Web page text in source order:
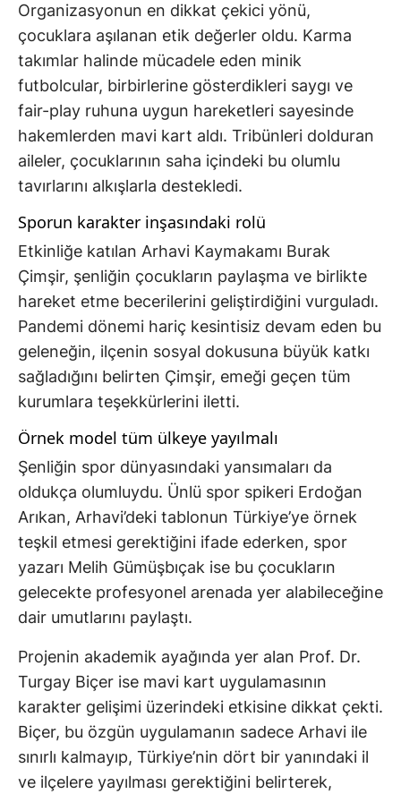
Organizasyonun en dikkat çekici yönü,
çocuklara aşılanan etik değerler oldu. Karma
takımlar halinde mücadele eden minik
futbolcular, birbirlerine gösterdikleri saygı ve
fair-play ruhuna uygun hareketleri sayesinde
hakemlerden mavi kart aldı. Tribünleri dolduran
aileler, çocuklarının saha içindeki bu olumlu
tavırlarını alkışlarla destekledi.
Sporun karakter inşasındaki rolü
Etkinliğe katılan Arhavi Kaymakamı Burak
Çimşir, şenliğin çocukların paylaşma ve birlikte
hareket etme becerilerini geliştirdiğini vurguladı.
Pandemi dönemi hariç kesintisiz devam eden bu
geleneğin, ilçenin sosyal dokusuna büyük katkı
sağladığını belirten Çimşir, emeği geçen tüm
kurumlara teşekkürlerini iletti.
Örnek model tüm ülkeye yayılmalı
Şenliğin spor dünyasındaki yansımaları da
oldukça olumluydu. Ünlü spor spikeri Erdoğan
Arıkan, Arhavi’deki tablonun Türkiye’ye örnek
teşkil etmesi gerektiğini ifade ederken, spor
yazarı Melih Gümüşbıçak ise bu çocukların
gelecekte profesyonel arenada yer alabileceğine
dair umutlarını paylaştı.
Projenin akademik ayağında yer alan Prof. Dr.
Turgay Biçer ise mavi kart uygulamasının
karakter gelişimi üzerindeki etkisine dikkat çekti.
Biçer, bu özgün uygulamanın sadece Arhavi ile
sınırlı kalmayıp, Türkiye’nin dört bir yanındaki il
ve ilçelere yayılması gerektiğini belirterek,